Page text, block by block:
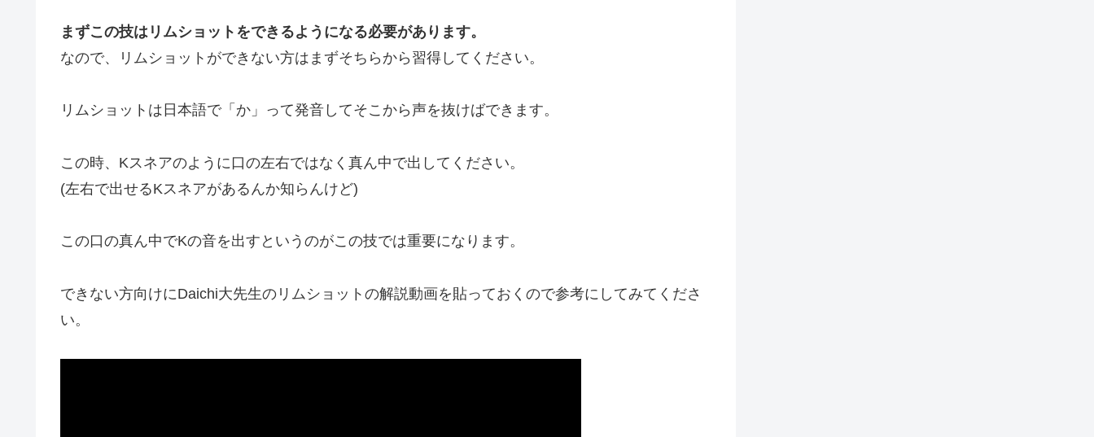
く
まずこの技はリムショットをできるようになる必要があります。
なので、リムショットができない方はまずそちらから習得してください。
リムショットは日本語で「か」って発音してそこから声を抜けばできます。
この時、Kスネアのように口の左右ではなく真ん中で出してください。
(左右で出せるKスネアがあるんか知らんけど)
この口の真ん中でKの音を出すというのがこの技では重要になります。
できない方向けにDaichi大先生のリムショットの解説動画を貼っておくので参考にしてみてくださ
い。